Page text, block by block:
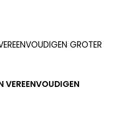
VEREENVOUDIGEN